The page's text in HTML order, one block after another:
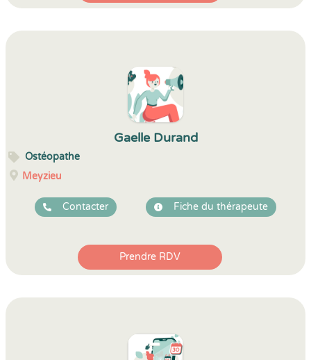
Gaelle Durand
Ostéopathe
Meyzieu
Contacter Fiche du thérapeute
Prendre RDV